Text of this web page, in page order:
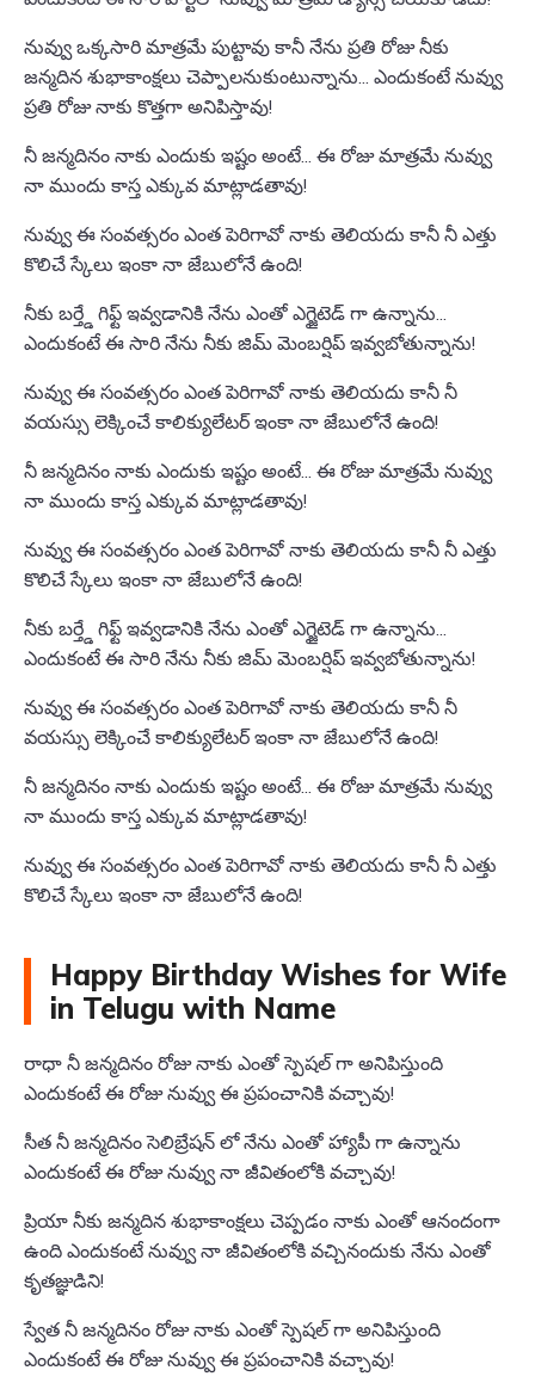
నువ్వు ఒక్కసారి మాత్రమే పుట్టావు కానీ నేను ప్రతి రోజు నీకు
జన్మదిన శుభాకాంక్షలు చెప్పాలనుకుంటున్నాను... ఎందుకంటే నువ్వు
ప్రతి రోజు నాకు కొత్తగా అనిపిస్తావు!
నీ జన్మదినం నాకు ఎందుకు ఇష్టం అంటే... ఈ రోజు మాత్రమే నువ్వు
నా ముందు కాస్త ఎక్కువ మాట్లాడతావు!
నువ్వు ఈ సంవత్సరం ఎంత పెరిగావో నాకు తెలియదు కానీ నీ ఎత్తు
కొలిచే స్కేలు ఇంకా నా జేబులోనే ఉంది!
నీకు బర్త్డే గిఫ్ట్ ఇవ్వడానికి నేను ఎంతో ఎగ్జైటెడ్ గా ఉన్నాను...
ఎందుకంటే ఈ సారి నేను నీకు జిమ్ మెంబర్షిప్ ఇవ్వబోతున్నాను!
నువ్వు ఈ సంవత్సరం ఎంత పెరిగావో నాకు తెలియదు కానీ నీ
వయస్సు లెక్కించే కాలిక్యులేటర్ ఇంకా నా జేబులోనే ఉంది!
నీ జన్మదినం నాకు ఎందుకు ఇష్టం అంటే... ఈ రోజు మాత్రమే నువ్వు
నా ముందు కాస్త ఎక్కువ మాట్లాడతావు!
నువ్వు ఈ సంవత్సరం ఎంత పెరిగావో నాకు తెలియదు కానీ నీ ఎత్తు
కొలిచే స్కేలు ఇంకా నా జేబులోనే ఉంది!
నీకు బర్త్డే గిఫ్ట్ ఇవ్వడానికి నేను ఎంతో ఎగ్జైటెడ్ గా ఉన్నాను...
ఎందుకంటే ఈ సారి నేను నీకు జిమ్ మెంబర్షిప్ ఇవ్వబోతున్నాను!
నువ్వు ఈ సంవత్సరం ఎంత పెరిగావో నాకు తెలియదు కానీ నీ
వయస్సు లెక్కించే కాలిక్యులేటర్ ఇంకా నా జేబులోనే ఉంది!
నీ జన్మదినం నాకు ఎందుకు ఇష్టం అంటే... ఈ రోజు మాత్రమే నువ్వు
నా ముందు కాస్త ఎక్కువ మాట్లాడతావు!
నువ్వు ఈ సంవత్సరం ఎంత పెరిగావో నాకు తెలియదు కానీ నీ ఎత్తు
కొలిచే స్కేలు ఇంకా నా జేబులోనే ఉంది!
Happy Birthday Wishes for Wife
in Telugu with Name
రాధా నీ జన్మదినం రోజు నాకు ఎంతో స్పెషల్ గా అనిపిస్తుంది
ఎందుకంటే ఈ రోజు నువ్వు ఈ ప్రపంచానికి వచ్చావు!
సీత నీ జన్మదినం సెలిబ్రేషన్ లో నేను ఎంతో హ్యాపీ గా ఉన్నాను
ఎందుకంటే ఈ రోజు నువ్వు నా జీవితంలోకి వచ్చావు!
ప్రియా నీకు జన్మదిన శుభాకాంక్షలు చెప్పడం నాకు ఎంతో ఆనందంగా
ఉంది ఎందుకంటే నువ్వు నా జీవితంలోకి వచ్చినందుకు నేను ఎంతో
కృతజ్ఞుడిని!
స్వేత నీ జన్మదినం రోజు నాకు ఎంతో స్పెషల్ గా అనిపిస్తుంది
ఎందుకంటే ఈ రోజు నువ్వు ఈ ప్రపంచానికి వచ్చావు!